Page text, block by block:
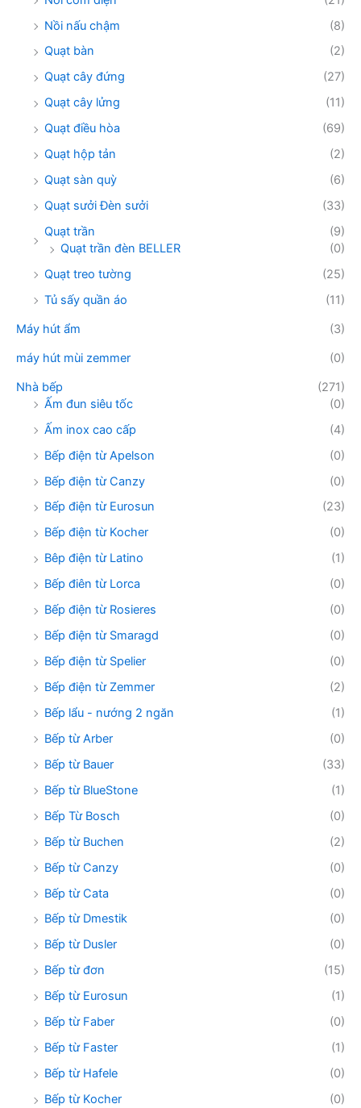
Nồi nấu chậm
(8)
Quạt bàn
(2)
Quạt cây đứng
(27)
Quạt cây lửng
(11)
Quạt điều hòa
(69)
Quạt hộp tản
(2)
Quạt sàn quỳ
(6)
Quạt sưởi Đèn sưởi
(33)
Quạt trần
(9)
Quạt trần đèn BELLER
(0)
Quạt treo tường
(25)
Tủ sấy quần áo
(11)
Máy hút ẩm
(3)
máy hút mùi zemmer
(0)
Nhà bếp
(271)
Ấm đun siêu tốc
(0)
Ấm inox cao cấp
(4)
Bếp điện từ Apelson
(0)
Bếp điện từ Canzy
(0)
Bếp điện từ Eurosun
(23)
Bếp điện từ Kocher
(0)
Bêp điện từ Latino
(1)
Bếp điên từ Lorca
(0)
Bếp điện từ Rosieres
(0)
Bếp điện từ Smaragd
(0)
Bếp điện từ Spelier
(0)
Bếp điện từ Zemmer
(2)
Bếp lẩu - nướng 2 ngăn
(1)
Bếp từ Arber
(0)
Bếp từ Bauer
(33)
Bếp từ BlueStone
(1)
Bếp Từ Bosch
(0)
Bếp từ Buchen
(2)
Bếp từ Canzy
(0)
Bếp từ Cata
(0)
Bếp từ Dmestik
(0)
Bếp từ Dusler
(0)
Bếp từ đơn
(15)
Bếp từ Eurosun
(1)
Bếp từ Faber
(0)
Bếp từ Faster
(1)
Bếp từ Hafele
(0)
Bếp từ Kocher
(0)